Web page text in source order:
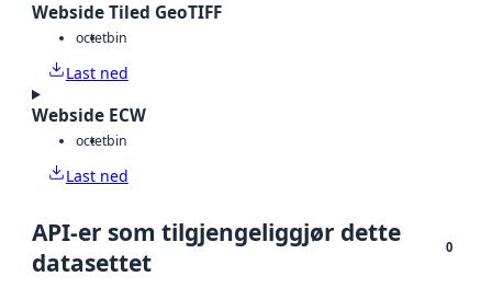
Webside Tiled GeoTIFF
octetbin
Last ned
Webside ECW
octetbin
Last ned
API-er som tilgjengeliggjør dette
datasettet
0